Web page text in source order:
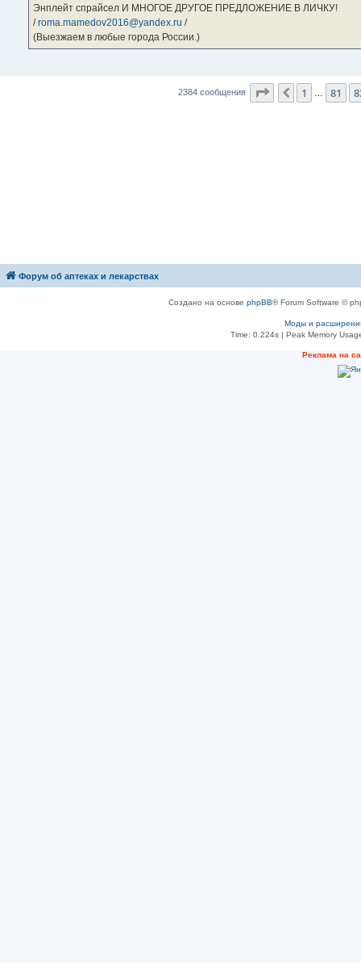
Энплейт спрайсел И МНОГОЕ ДРУГОЕ ПРЕДЛОЖЕНИЕ В ЛИЧКУ!
/roma.mamedov2016@yandex.ru /
(Выезжаем в любые города России.)
2384 сообщения Страница 83из
Пред.
1 81
Форум об аптеках и лекарствах
Создано на основе phpBB® Forum Software ©
Моды и
Time: 0.224s| Peak Memory
Рeклама на